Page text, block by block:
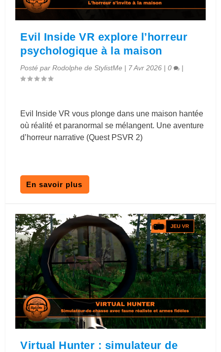
Evil Inside VR explore l’horreur
psychologique à la maison
Posté parRodolphe de StylistMe | 7 Avr 2026 |0 |
Evil Inside VR vous plonge dans une maison hantée
où réalité et paranormal se mélangent. Une aventure
d’horreur narrative (Quest PSVR 2)
En savoir plus
Virtual Hunter : simulateur de